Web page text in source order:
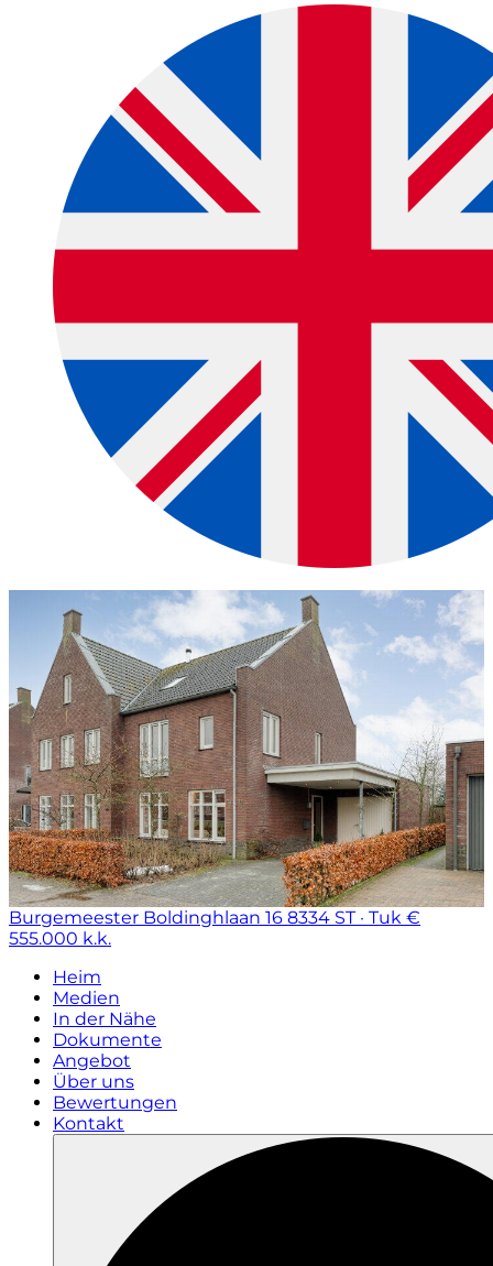
Burgemeester Boldinghlaan 16 8334 ST · Tuk €
555.000 k.k.
Heim
Medien
In der Nähe
Dokumente
Angebot
Über uns
Bewertungen
Kontakt